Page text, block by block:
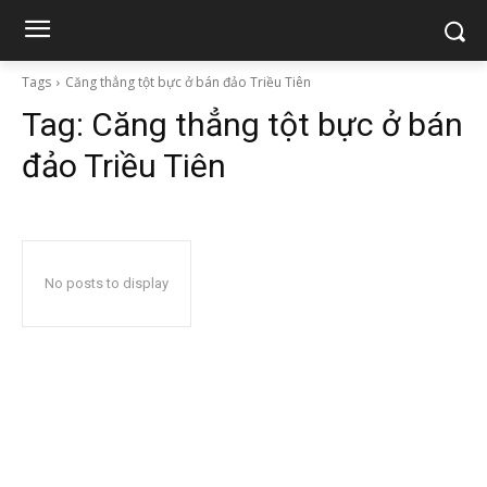
Tags Căng thẳng tột bực ở bán đảo Triều Tiên
Tag: Căng thẳng tột bực ở bán
đảo Triều Tiên
No posts to display